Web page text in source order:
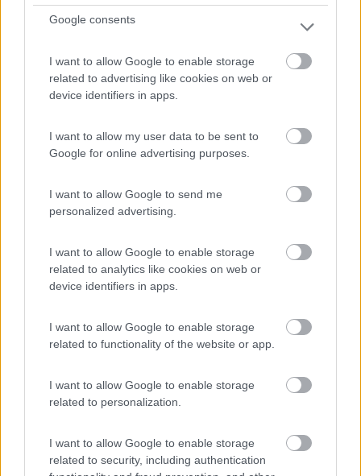
Google consents
I want to allow Google to enable storage
related to advertising like cookies on web or
device identifiers in apps.
I want to allow my user data to be sent to
Google for online advertising purposes.
I want to allow Google to send me
personalized advertising.
I want to allow Google to enable storage
related to analytics like cookies on web or
device identifiers in apps.
I want to allow Google to enable storage
related to functionality of the website or app.
I want to allow Google to enable storage
related to personalization.
I want to allow Google to enable storage
related to security, including authentication
Area di sosta (PS)
Parcheggio sosta camper
6,4 8
Servizi / Posizione
Parcheggio gratuito, fronte mare, no CS, illuminato su